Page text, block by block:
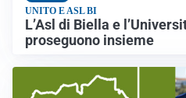
UNITO E ASL BI
L’Asl di Biella e
proseguono insieme